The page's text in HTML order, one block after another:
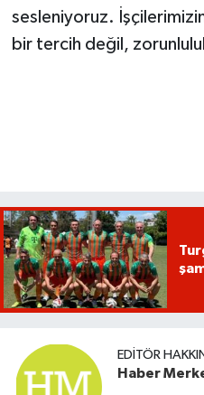
sesleniyoruz.
bir tercih değil,
EDITÖR
Haber